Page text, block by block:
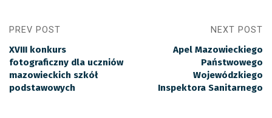
PREV POST
XVIII konkurs
fotograficzny dla uczniów
mazowieckich szkół
podstawowych
NEXT POST
Apel Mazowieckiego
Państwowego
Wojewódzkiego
Inspektora Sanitarnego